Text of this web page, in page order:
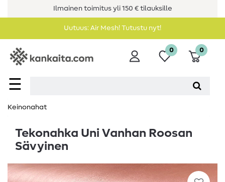
Ilmainen toimitus yli 150 € tilauksille
Uutuus: Air Mesh! Tutustu nyt!
☰
0 0
Keinonahat
Tekonahka Uni Vanhan Roosan
Sävyinen